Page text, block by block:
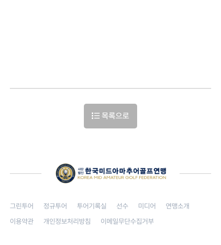
목록으로
그린투어 정규투어 투어기록실 선수 미디어
연맹소개
이용약관
개인정보처리방침 이메일무단수집거부